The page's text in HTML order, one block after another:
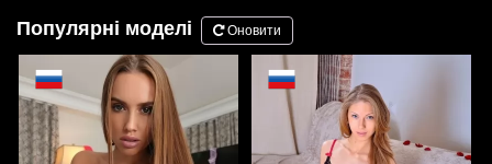
Популярні моделі Оновити